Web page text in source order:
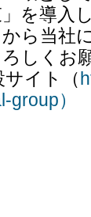
を導入
ら当社
しくお
サイト（
）